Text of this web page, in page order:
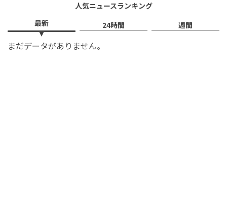
人気ニュースランキング
最新
24時間 週間
まだデータがありません。